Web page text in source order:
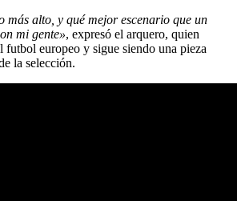
más alto, y qué mejor escenario que un
mi gente», expresó el arquero, quien
futbol europeo y sigue siendo una pieza
la selección.